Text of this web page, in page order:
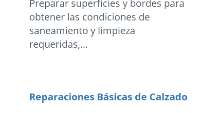
Preparar superficies y bordes para
obtener las condiciones de
saneamiento y limpieza
requeridas,...
Reparaciones Básicas de Calzado